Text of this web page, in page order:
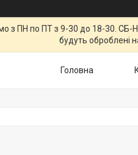
ПН по ПТ з 9-30 до 18-30. СБ-
будуть оброблені
Головна